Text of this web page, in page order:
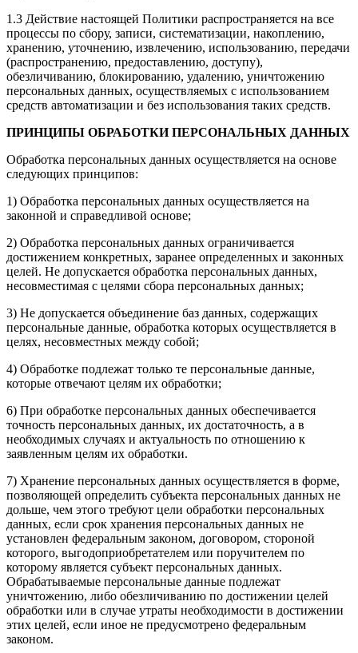
1.3 Действие настоящей Политики распространяется на все
процессы по сбору, записи, систематизации, накоплению,
хранению, уточнению, извлечению, использованию, передачи
(распространению, предоставлению, доступу),
обезличиванию, блокированию, удалению, уничтожению
персональных данных, осуществляемых с использованием
средств автоматизации и без использования таких средств.
ПРИНЦИПЫ ОБРАБОТКИ ПЕРСОНАЛЬНЫХ ДАННЫХ
Обработка персональных данных осуществляется на основе
следующих принципов:
1) Обработка персональных данных осуществляется на
законной и справедливой основе;
2) Обработка персональных данных ограничивается
достижением конкретных, заранее определенных и законных
целей. Не допускается обработка персональных данных,
несовместимая с целями сбора персональных данных;
3) Не допускается объединение баз данных, содержащих
персональные данные, обработка которых осуществляется в
целях, несовместных между собой;
4) Обработке подлежат только те персональные данные,
которые отвечают целям их обработки;
6) При обработке персональных данных обеспечивается
точность персональных данных, их достаточность, а в
необходимых случаях и актуальность по отношению к
заявленным целям их обработки.
7) Хранение персональных данных осуществляется в форме,
позволяющей определить субъекта персональных данных не
дольше, чем этого требуют цели обработки персональных
данных, если срок хранения персональных данных не
установлен федеральным законом, договором, стороной
которого, выгодоприобретателем или поручителем по
которому является субъект персональных данных.
Обрабатываемые персональные данные подлежат
уничтожению, либо обезличиванию по достижении целей
обработки или в случае утраты необходимости в достижении
этих целей, если иное не предусмотрено федеральным
законом.